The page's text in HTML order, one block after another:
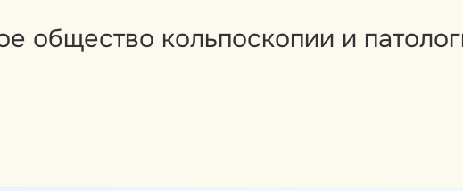
общество кольпоскопии и